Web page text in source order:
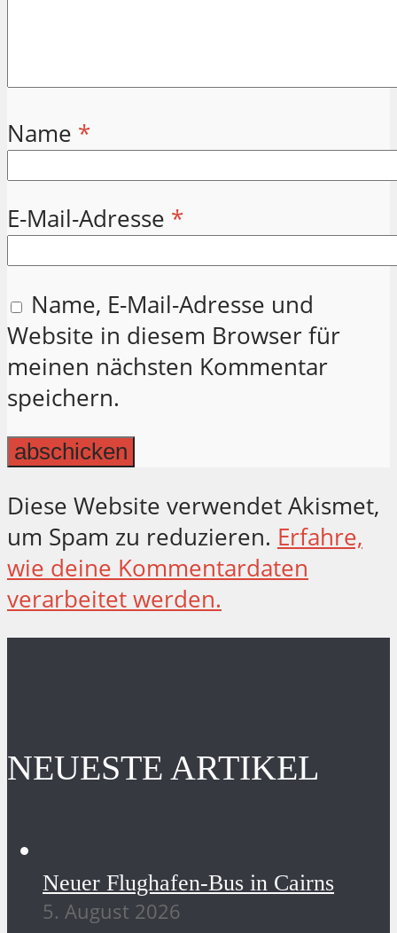
Name *
E-Mail-Adresse *
Name, E-Mail-Adresse und
Website in diesem Browser für
meinen nächsten Kommentar
speichern.
Diese Website verwendet Akismet,
um Spam zu reduzieren. Erfahre,
wie deine Kommentardaten
verarbeitet werden.
NEUESTE ARTIKEL
Neuer Flughafen-Bus in Cairns
5. August 2026